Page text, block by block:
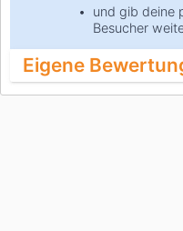
und gib deine
Besucher
Eigene